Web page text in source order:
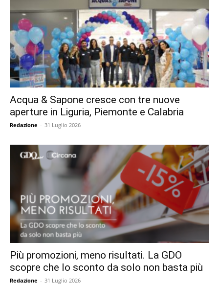
Acqua & Sapone cresce con tre nuove
aperture in Liguria, Piemonte e Calabria
Redazione - 31 Luglio 2026
Più promozioni, meno risultati. La GDO
scopre che lo sconto da solo non basta più
Redazione - 31 Luglio 2026